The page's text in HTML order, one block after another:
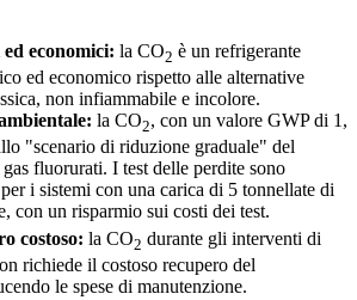
economici: la CO2 è un refrigerante
ed economico rispetto alle alternative
non infiammabile e incolore.
la CO2, con un valore GWP di 1,
"scenario di riduzione graduale" del
fluorurati. I test delle perdite sono
i sistemi con una carica di 5 tonnellate di
con un risparmio sui costi dei test.
costoso: la CO2 durante gli interventi di
richiede il costoso recupero del
le spese di manutenzione.